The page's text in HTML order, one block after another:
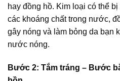
hay đồng hồ. Kim loại có thể
các khoáng chất trong nước,
gây nóng và làm bỏng da bạn
nước nóng.
Bước 2: Tắm tráng – Bước